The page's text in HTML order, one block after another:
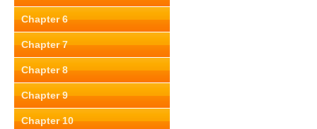
Chapter 6
Chapter 7
Chapter 8
Chapter 9
Chapter 10